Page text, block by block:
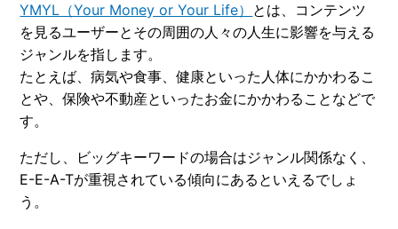
YMYL（Your Money or Your Life） とは、コンテンツ
を見るユーザーとその周囲の人々の人生に影響を与える
ジャンルを指します。
たとえば、病気や食事、健康といった人体にかかわるこ
とや、保険や不動産といったお金にかかわることなどで
す。
ただし、ビッグキーワードの場合はジャンル関係なく、
E-E-A-Tが重視されている傾向にあるといえるでしょ
う。